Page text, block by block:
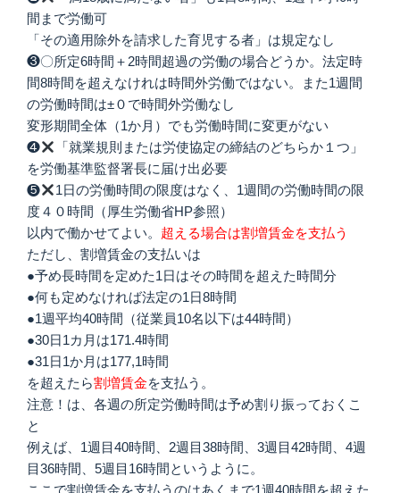
間まで労働可
「その適用除外を請求した育児する者」は規定なし
❸〇所定6時間＋2時間超過の労働の場合どうか。法定時
間8時間を超えなけれは時間外労働ではない。また1週間
の労働時間は±０で時間外労働なし
変形期間全体（1か月）でも労働時間に変更がない
❹
「就業規則または労使協定の締結のどちらか１つ」
を労働基準監督署長に届け出必要
❺
1日の労働時間の限度はなく、1週間の労働時間の限
度４０時間（厚生労働省HP参照）
以内で働かせてよい。 超える場合は割増賃金を支払う
ただし、割増賃金の支払いは
●予め長時間を定めた1日はその時間を超えた時間分
●何も定めなければ法定の1日8時間
●1週平均40時間（従業員10名以下は44時間）
●30日1カ月は171.4時間
●31日1か月は177,1時間
を超えたら割増賃金を支払う。
注意！は、各週の所定労働時間は予め割り振っておくこ
と
例えば、1週目40時間、2週目38時間、3週目42時間、4週
目36時間、5週目16時間というように。